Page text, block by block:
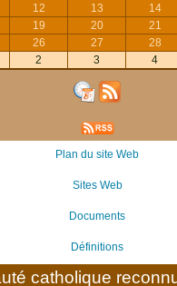
12 13 14
19 20 21
26 27 28
2 3 4
Plan du site Web
Sites Web
Documents
Définitions
catholique